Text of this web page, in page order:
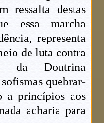
ressalta destas
essa marcha
representa
de luta contra
da Doutrina
quebrar-
a princípios aos
acharia para